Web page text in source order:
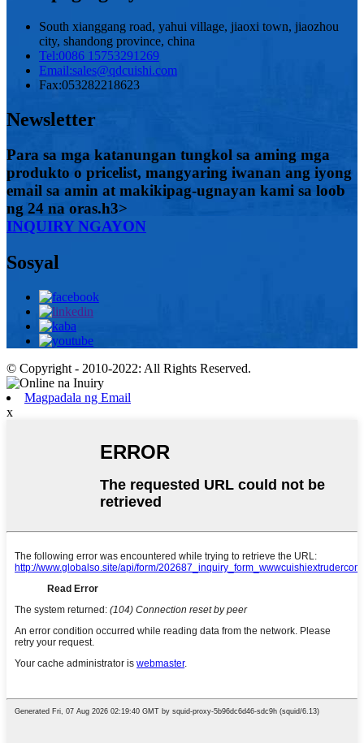
South xianggang road, yahui village, jiaoxi town, jiaozhou
city, shandong province, china
Tel:0086 15753291269
Email:sales@qdcuishi.com
Fax:053282218623
Newsletter
Para sa mga katanungan tungkol sa aming mga
produkto o pricelist, mangyaring iwanan ang iyong
email sa amin at makikipag-ugnayan kami sa loob
ng 24 na oras.h3>
INQUIRY NGAYON
Sosyal
© Copyright - 2010-2022: All Rights Reserved.
Magpadala ng Email
x